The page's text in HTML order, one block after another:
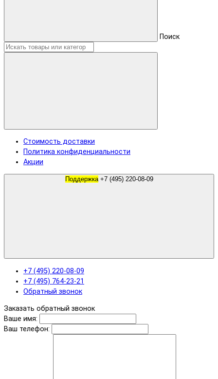
Поиск
Стоимость доставки
Политика конфиденциальности
Акции
Поддержка +7 (495) 220-08-09
+7 (495) 220-08-09
+7 (495) 764-23-21
Обратный звонок
Заказать обратный звонок
Ваше имя:
Ваш телефон: